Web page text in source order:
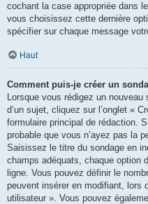
cochant la case appropriée dans
vous choisissez cette dernière
spécifier sur chaque message
Haut
Comment puis-je créer un
Lorsque vous rédigez un
d’un sujet, cliquez sur l’onglet «
formulaire principal de rédaction.
probable que vous n’ayez pas la
Saisissez le titre du sondage en
champs adéquats, chaque option
ligne. Vous pouvez définir le
peuvent insérer en modifiant, lors
utilisateur ». Vous pouvez